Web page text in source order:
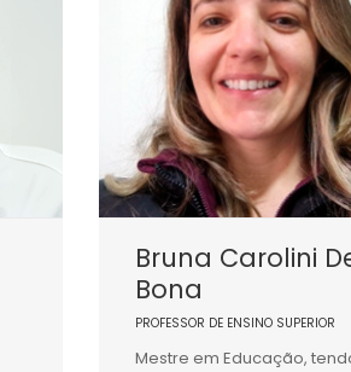
Bruna Carolini
Bona
PROFESSOR DE ENSINO SUPERIOR
Mestre em Educação,